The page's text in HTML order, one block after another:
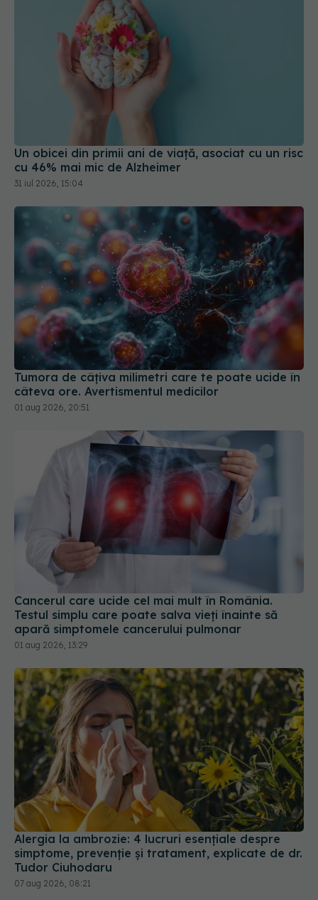
Un obicei din primii ani de viață, asociat cu un risc
cu 46% mai mic de Alzheimer
Tumora de câțiva milimetri care te poate ucide în
câteva ore. Avertismentul medicilor
01 aug 2026, 20:51
Cancerul care ucide cel mai mult în România.
Testul simplu care poate salva vieți înainte să
apară simptomele cancerului pulmonar
01 aug 2026, 13:29
Alergia la ambrozie: 4 lucruri esențiale despre
simptome, prevenție și tratament, explicate de dr.
Tudor Ciuhodaru
07 aug 2026, 08:21